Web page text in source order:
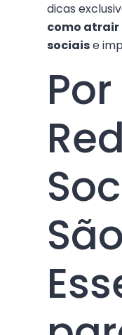
dicas
como atrair
sociaise
São